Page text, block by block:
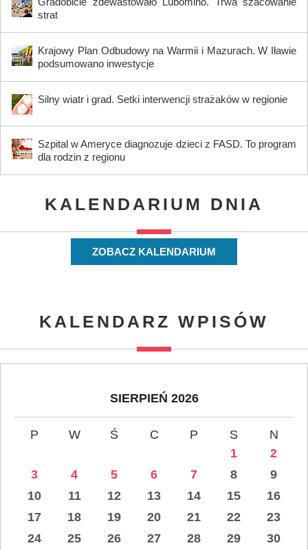
strat
Krajowy Plan Odbudowy na Warmii i Mazurach. W Iławie
podsumowano inwestycje
Silny wiatr i grad. Setki interwencji strażaków w regionie
Szpital w Ameryce diagnozuje dzieci z FASD. To program
dla rodzin z regionu
KALENDARIUM DNIA
ZOBACZ KALENDARIUM
KALENDARZ WPISÓW
SIERPIEŃ 2026
P W Ś C P S
N
1
2
3
4 5 6 7 8
9
10
11 12 13 14 15
16
17
18 19 20 21 22
23
24
25 26 27 28 29
30